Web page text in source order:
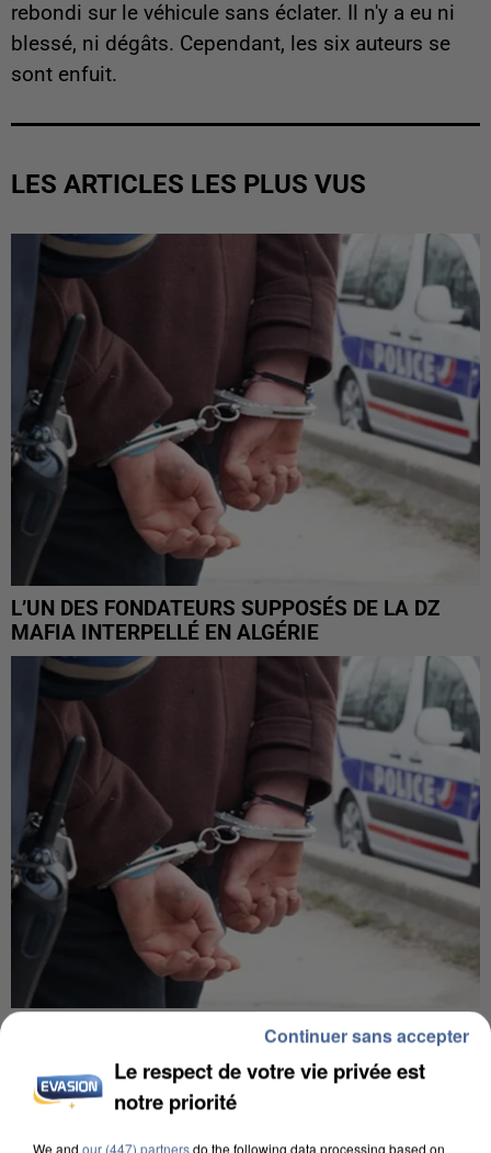
rebondi sur le véhicule sans éclater. Il n'y a eu ni
blessé, ni dégâts. Cependant, les six auteurs se
sont enfuit.
LES ARTICLES LES PLUS VUS
L’UN DES FONDATEURS SUPPOSÉS DE LA DZ
MAFIA INTERPELLÉ EN ALGÉRIE
UN SECOND CADRE DE LA DZ MAFIA
Le respect de votre vie privée est
notre priorité
We and our (447) partnersdo the following data processing based on
Continuer sans accepter